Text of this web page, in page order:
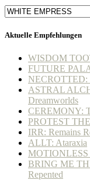
Aktuelle Empfehlungen
WISDOM
FUTURE
NECROTTED:
ASTRAL
Dreamworlds
CEREMONY:
PROTEST
IRR: Remains
ALLT: Ataraxia
MOTIONLESS
BRING ME
Repented